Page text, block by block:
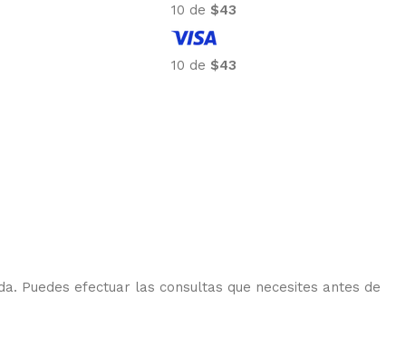
$43
$43
Puedes efectuar las consultas que necesites antes de